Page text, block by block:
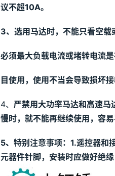
议不超10A。
3、选用马达时，不能只看空载
必须最大负载电流或堵转电流
目使用，使用不当会导致损坏
4、 严禁用大功率马达和高速马
慢时，就不能再继续使用，容
5、 特别注意事项：1.遥控器和
元器件针脚，安装时应做好绝